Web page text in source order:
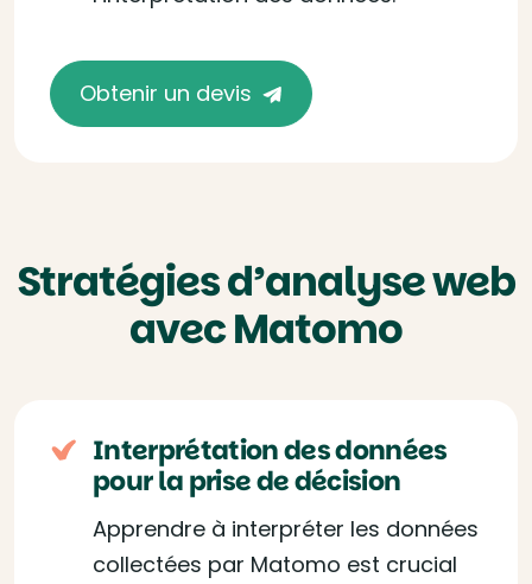
Obtenir un devis
Stratégies d’analyse web
avec Matomo
Interprétation des données
pour la prise de décision
Apprendre à interpréter les données
collectées par Matomo est crucial